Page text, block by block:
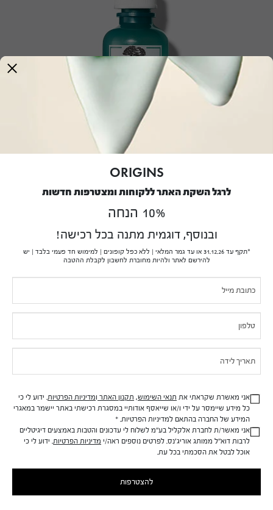
ג'ל לטיפול נקודתי בפצעונים
100 מ"ל / 1,150.00
₪115.00
₪92.00
הוספה לסל
הירשמו למאגר שלנו
הירשמו וקבלו 10% הנחה למימוש חד פעמי, ללא כפל קופונים
Mailing
List
אני מאשר/ת לחברת אלקליל בע"מ לשלוח לי עדכונים והטבות
באמצעים דיגיטליים לרבות דוא"ל ממותג אוריג'נס. לפרטים נוספים ראה/י
If you
ORIGINS
לרגל השקת האתר ללקוחות ומצטרפות חדשות
10% הנחה
ובנוסף, דוגמית מתנה בכל רכישה!
*תקף עד 31.12.26 או עד גמר המלאי | ללא כפל קופונים | למימוש חד פעמי בלבד | יש
להירשם לאתר ולהיות מחוברת לחשבון לקבלת ההטבה
Pop-
Up
human,
leave
this
field
blank.
אני מאשרת שקראתי את תנאי השימוש, תקנון האתר ומדיניות הפרטיות. ידוע לי כי
כל מידע שיימסר על ידי ו/או שייאסף אודותיי במסגרת רכישתי באתר יישמר במאגרי
המידע של החברה בהתאם למדיניות הפרטיות. *
אני מאשר/ת לחברת אלקליל בע"מ לשלוח לי עדכונים והטבות באמצעים דיגיטליים
לרבות דוא"ל ממותג אוריג'נס. לפרטים נוספים ראה/י מדיניות הפרטיות. ידוע לי כי
אוכל לבטל את הסכמתי בכל עת.
להצטרפות